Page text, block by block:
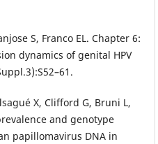
S, Franco EL. Chapter 6:
dynamics of genital HPV
X, Clifford G, Bruni L,
and genotype
papillomavirus DNA in